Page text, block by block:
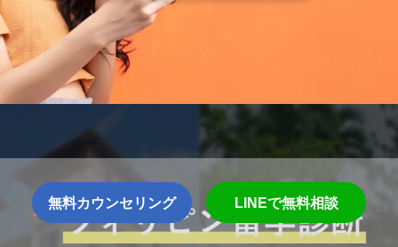
無料カウンセリング LINEで無料相談